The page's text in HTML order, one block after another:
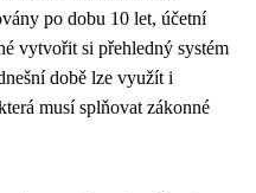
po dobu 10 let, účetní
vytvořit si přehledný systém
době lze využít i
musí splňovat zákonné